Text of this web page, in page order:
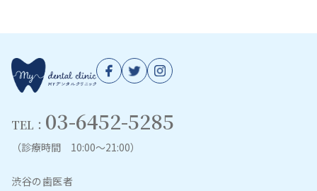
TEL： 03-6452-5285
（診療時間 10:00～21:00）
渋谷の歯医者